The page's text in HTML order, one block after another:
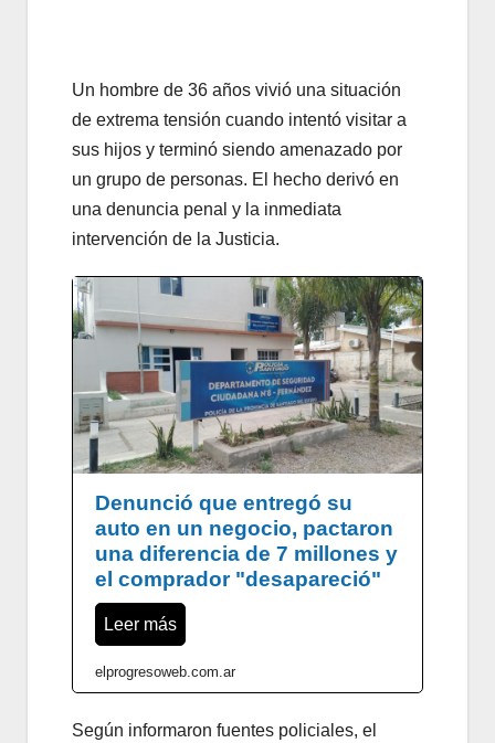
Un hombre de 36 años vivió una situación
de extrema tensión cuando intentó visitar a
sus hijos y terminó siendo amenazado por
un grupo de personas. El hecho derivó en
una denuncia penal y la inmediata
intervención de la Justicia.
Denunció que entregó su
auto en un negocio, pactaron
una diferencia de 7 millones y
el comprador "desapareció"
Leer más
elprogresoweb.com.ar
Según informaron fuentes policiales, el